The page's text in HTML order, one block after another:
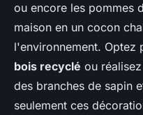
ou encore les pommes
maison en un cocon
l'environnement. Optez
bois recyclé ou
des branches de sapin
seulement ces